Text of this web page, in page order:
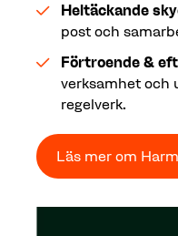
Heltäckande
post och
Förtroende &
verksamhet och
regelverk.
Läs mer om